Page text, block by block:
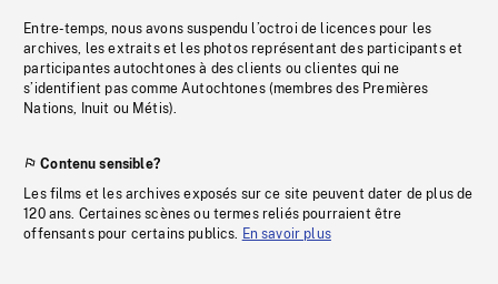
Entre-temps, nous avons suspendu l’octroi de licences pour les
archives, les extraits et les photos représentant des participants et
participantes autochtones à des clients ou clientes qui ne
s’identifient pas comme Autochtones (membres des Premières
Nations, Inuit ou Métis).
Contenu sensible?
Les films et les archives exposés sur ce site peuvent dater de plus de
120 ans. Certaines scènes ou termes reliés pourraient être
offensants pour certains publics. En savoir plus